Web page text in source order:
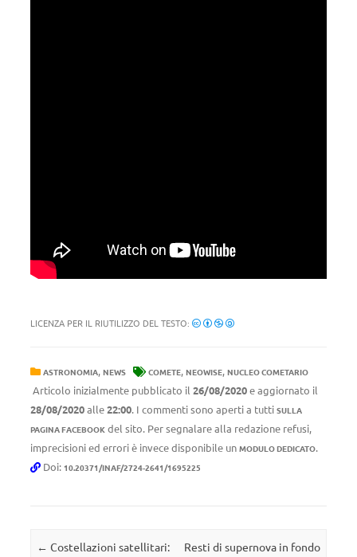
LICENZA PER IL RIUTILIZZO DEL TESTO:
ASTRONOMIA, NEWS COMETE, NEOWISE, NUCLEO COMETARIO
Articolo inizialmente pubblicato il 26/08/2020e aggiornato il
28/08/2020alle22:00. I commenti sono aperti a tutti SULLA
PAGINA FACEBOOK del sito. Per segnalare alla redazione refusi,
imprecisioni ed errori è invece disponibile un MODULO DEDICATO.
Doi: 10.20371/INAF/2724-2641/1695225
Navigazione articolo
← Costellazioni satellitari:
Resti di supernova in fondo